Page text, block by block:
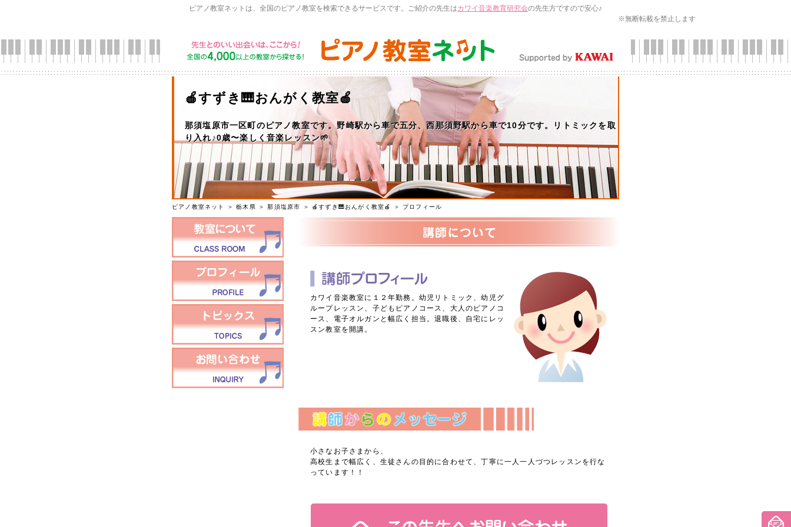
ピアノ教室ネットは、全国のピアノ教室を検索できるサービスです。ご紹介の先生はカワイ音楽教育研究会の先生方ですので安心♪
※無断転載を禁止します
🍎すずき🎹おんがく教室🍎
那須塩原市一区町のピアノ教室です。野崎駅から車で五分、西那須野駅から車で10分です。リトミックを取
り入れ♪0歳〜楽しく音楽レッスン🌱
ピアノ教室ネット ＞栃木県 ＞那須塩原市 ＞ 🍎すずき🎹おんがく教室🍎 ＞ プロフィール
カワイ音楽教室に１２年勤務。幼児リトミック、幼児グ
ループレッスン、子どもピアノコース、大人のピアノコ
ース、電子オルガンと幅広く担当。退職後、自宅にレッ
スン教室を開講。
小さなお子さまから、
高校生まで幅広く、生徒さんの目的に合わせて、丁寧に一人一人づつレッスンを行な
っています！！